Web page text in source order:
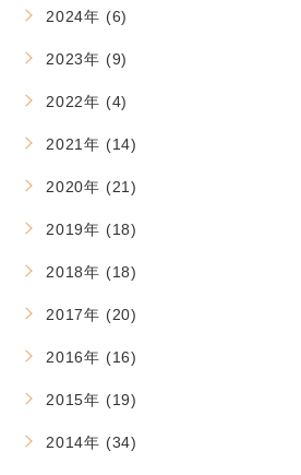
2024年 (6)
2023年 (9)
2022年 (4)
2021年 (14)
2020年 (21)
2019年 (18)
2018年 (18)
2017年 (20)
2016年 (16)
2015年 (19)
2014年 (34)